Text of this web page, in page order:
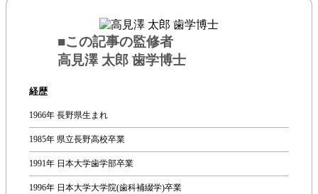
■この記事の監修者
高見澤 太郎 歯学博士
経歴
1966年 長野県生まれ
1985年 県立長野高校卒業
1991年 日本大学歯学部卒業
1996年 日本大学大学院(歯科補綴学)卒業